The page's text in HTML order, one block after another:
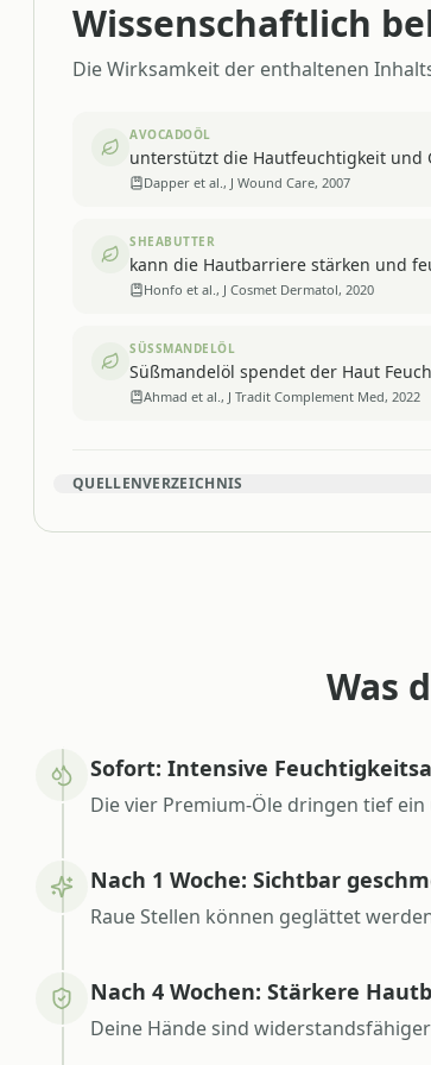
Wissenschaftlich
Die Wirksamkeit der enthaltenen
AVOCADOÖL
unterstützt die Hautfeuchtigkeit und
Dapper et al., J Wound Care, 2007
SHEABUTTER
kann die Hautbarriere stärken und
Honfo et al., J Cosmet Dermatol, 2020
SÜSSMANDELÖL
Süßmandelöl spendet der Haut
Ahmad et al., J Tradit Complement Med, 2022
QUELLENVERZEICHNIS
Was
Sofort: Intensive
Die vier Premium-Öle dringen tief
Nach 1 Woche: Sichtbar
Raue Stellen können geglättet
Nach 4 Wochen: Stärkere
Deine Hände sind